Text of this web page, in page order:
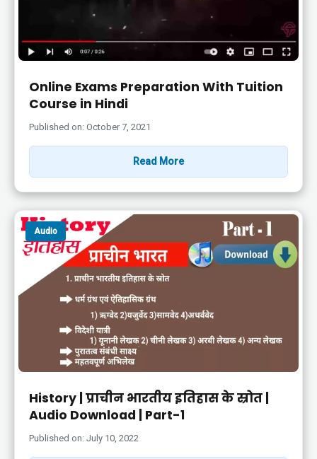
Online Exams Preparation With Tuition
Course in Hindi
Published on: October 7, 2021
Read More
Audio
History | प्राचीन भारतीय इतिहास के स्रोत |
Audio Download | Part-1
Published on: July 10, 2022